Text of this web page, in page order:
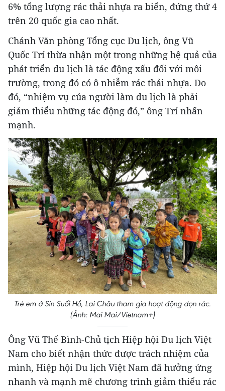
6% tổng lượng rác thải nhựa ra biển, đứng thứ 4
trên 20 quốc gia cao nhất.
Chánh Văn phòng Tổng cục Du lịch, ông Vũ
Quốc Trí thừa nhận một trong những hệ quả của
phát triển du lịch là tác động xấu đối với môi
trường, trong đó có ô nhiễm rác thải nhựa. Do
đó, “nhiệm vụ của người làm du lịch là phải
giảm thiểu những tác động đó,” ông Trí nhấn
mạnh.
Trẻ em ở Sin Suối Hồ, Lai Châu tham gia hoạt động dọn rác.
(Ảnh: Mai Mai/Vietnam+)
Ông Vũ Thế Bình-Chủ tịch Hiệp hội Du lịch Việt
Nam cho biết nhận thức được trách nhiệm của
mình, Hiệp hội Du lịch Việt Nam đã hưởng ứng
nhanh và mạnh mẽ chương trình giảm thiểu rác
Khám phá thêm
JG Wentworth
$30k In Debt Relief Scandal: What Financial
Institutions Quietly Conceal